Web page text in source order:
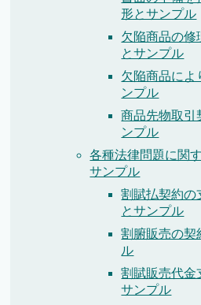
形とサンプル
欠陥商品の修
とサンプル
欠陥商品によ
ンプル
商品先物取引
ンプル
各種法律問題に関
サンプル
割賦払契約の
とサンプル
割腑販売の契
ル
割賦販売代金
サンプル